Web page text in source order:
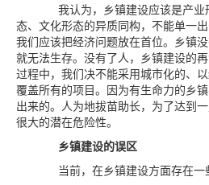
我认为，乡镇建设应该是产业
态、文化形态的异质同构，不能单一
我们应该把经济问题放在首位。乡镇
就无法生存。没有了人，乡镇建设的
过程中，我们决不能采用城市化的、
覆盖所有的项目。因为有生命力的乡
出来的。人为地拔苗助长，为了达到
很大的潜在危险性。
乡镇建设的误区
当前，在乡镇建设方面存在一